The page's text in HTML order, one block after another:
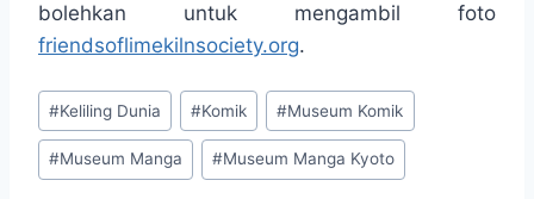
bolehkan untuk mengambil foto
friendsoflimekilnsociety.org.
Post
Tags:
#Keliling Dunia #Komik #Museum Komik
#Museum Manga #Museum Manga Kyoto